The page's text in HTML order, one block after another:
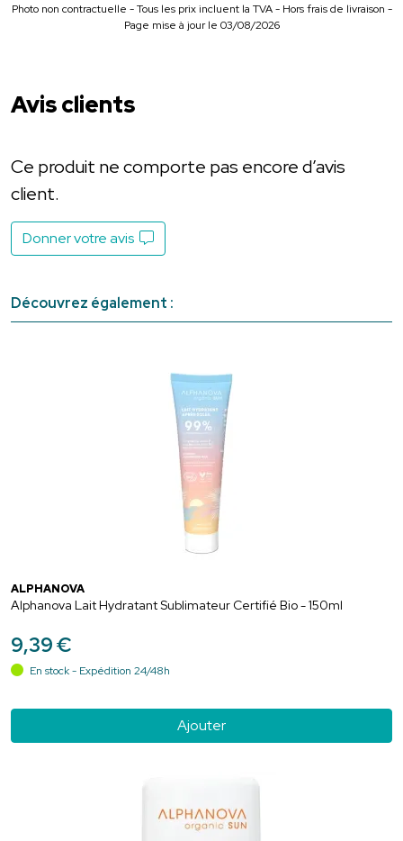
Photo non contractuelle - Tous les prix incluent la TVA - Hors frais de livraison -
Page mise à jour le 03/08/2026
Avis clients
Ce produit ne comporte pas encore d’avis
client.
Donner votre avis
Découvrez également :
ALPHANOVA
Alphanova Lait Hydratant Sublimateur Certifié Bio - 150ml
9,39€
En stock - Expédition 24/48h
Ajouter